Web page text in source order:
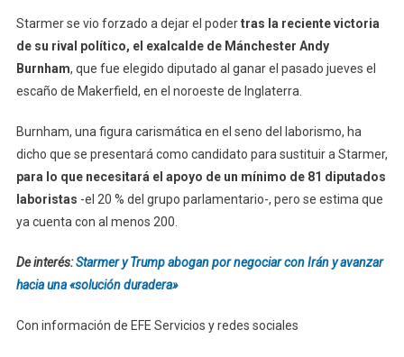
Starmer se vio forzado a dejar el podertras la reciente victoria
de su rival político, el exalcalde de Mánchester Andy
Burnham, que fue elegido diputado al ganar el pasado jueves el
escaño de Makerfield, en el noroeste de Inglaterra.
Burnham, una figura carismática en el seno del laborismo, ha
dicho que se presentará como candidato para sustituir a Starmer,
para lo que necesitará el apoyo de un mínimo de 81 diputados
laboristas -el 20 % del grupo parlamentario-, pero se estima que
ya cuenta con al menos 200.
De interés:Starmer y Trump abogan por negociar con Irán y avanzar
hacia una «solución duradera»
Con información de EFE Servicios y redes sociales